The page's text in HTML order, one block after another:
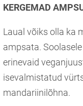
KERGEMAD
Laual võiks olla ka
ampsata.
erinevaid
isevalmistatud
mandariinilõhna.